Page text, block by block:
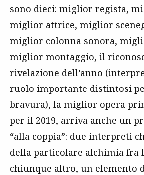
sono dieci: miglior regista,
miglior attrice, miglior
miglior colonna sonora,
miglior montaggio, il
rivelazione dell’anno
ruolo importante distintosi
bravura), la miglior opera
per il 2019, arriva anche un
“alla coppia”: due interpreti
della particolare alchimia fra
chiunque altro, un elemento